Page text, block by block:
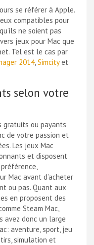
se référer à Apple.
compatibles pour
ne soient pas
jeux pour Mac que
Tel est le cas par
2014, Simcityet
selon votre
gratuits ou payants
de votre passion et
Les jeux Mac
et disposent
Mac avant d’acheter
ou pas. Quant aux
en proposent des
Steam Mac,
avez donc un large
aventure, sport, jeu
simulation et